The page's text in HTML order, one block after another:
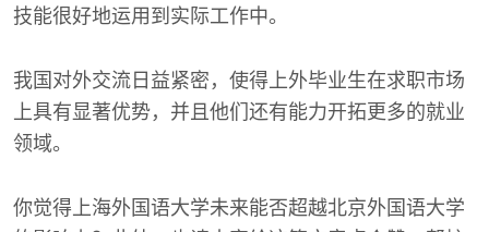
技能很好地运用到实际工作中。
我国对外交流日益紧密，使得上外毕业生在求职市场
上具有显著优势，并且他们还有能力开拓更多的就业
领域。
你觉得上海外国语大学未来能否超越北京外国语大学